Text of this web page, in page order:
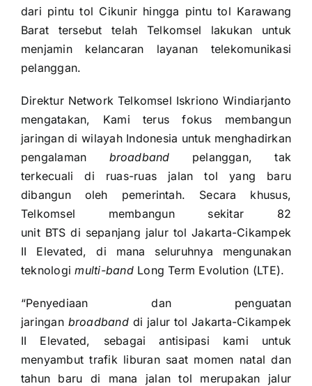
dari pintu tol Cikunir hingga pintu tol Karawang
Barat tersebut telah Telkomsel lakukan untuk
menjamin kelancaran layanan telekomunikasi
pelanggan.
Direktur Network Telkomsel Iskriono Windiarjanto
mengatakan, Kami terus fokus membangun
jaringan di wilayah Indonesia untuk menghadirkan
pengalaman broadband pelanggan, tak
terkecuali di ruas-ruas jalan tol yang baru
dibangun oleh pemerintah. Secara khusus,
Telkomsel membangun sekitar 82
unit BTS di sepanjang jalur tol Jakarta-Cikampek
II Elevated, di mana seluruhnya mengunakan
teknologimulti-bandLong Term Evolution (LTE).
“Penyediaan dan penguatan
jaringan broadbanddi jalur tol Jakarta-Cikampek
II Elevated, sebagai antisipasi kami untuk
menyambut trafik liburan saat momen natal dan
tahun baru di mana jalan tol merupakan jalur